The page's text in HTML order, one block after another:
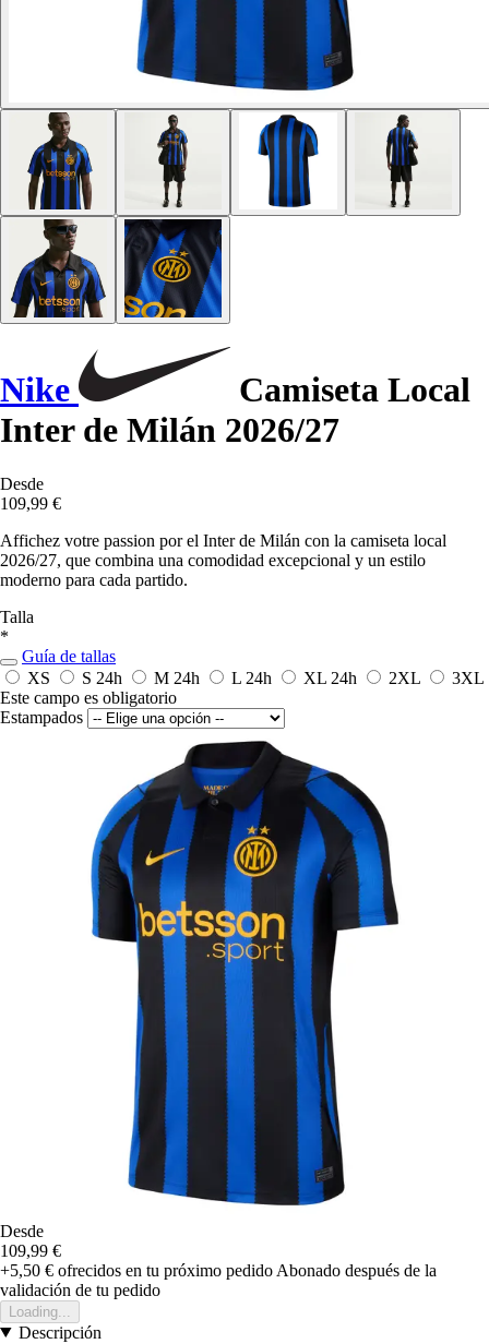
Nike
Camiseta Local
Inter de Milán 2026/27
Desde
109,99 €
Affichez votre passion por el Inter de Milán con la camiseta local
2026/27, que combina una comodidad excepcional y un estilo
moderno para cada partido.
Talla
*
Guía de tallas
XS
S 24h M 24h L 24h XL 24h 2XL
3XL
Este campo es obligatorio
Estampados
Desde
109,99 €
+5,50 € ofrecidos en tu próximo pedido Abonado después de la
validación de tu pedido
Loading...
Descripción